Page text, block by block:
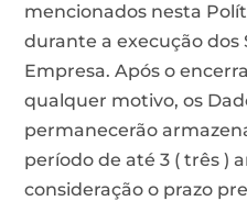
mencionados nesta
durante a execução dos
Empresa. Após o
qualquer motivo, os
permanecerão
período de até 3 ( três )
consideração o prazo